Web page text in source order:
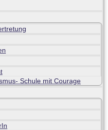
Schule mit Courage